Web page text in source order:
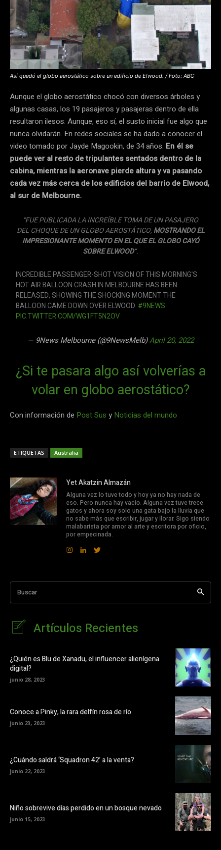
Así quedó el globo aerostático sobre un edificio de Elwood. / Foto: ABC
Aunque el globo aerostático chocó con diversos árboles y
algunas casas, los 19 pasajeros y pasajeras dentro de ella
resultaron ilesos. Aunque, eso sí, el susto inicial fue algo que
nunca olvidarán. En redes sociales se ha dado a conocer el
video tomado por Jayde Magookin, de 34 años. En él se
puede ver al resto de tripulantes sentados dentro de la
cabina, mientras la aeronave pierde altura y va pasando
cada vez más cerca de los edificios del barrio de Elwood,
al sur de Melbourne.
“FUE PUBLICADA LA INCREÍBLE TOMA DE UN PASAJERO
DEL CHOQUE DE UN GLOBO AEROSTÁTICO,MOSTRANDO EL
IMPRESIONANTE MOMENTO EN EL QUE EL GLOBO CAYÓ
SOBRE ELWOOD“.
INCREDIBLE PASSENGER-SHOT VISION OF THIS MORNING'S
HOT AIR BALLOON CRASH IN MELBOURNE HAS BEEN
RELEASED, SHOWING THE SHOCKING MOMENT THE
BALLOON CAME DOWN OVER ELWOOD.#9NEWS
PIC.TWITTER.COM/WG1FT5N2OV
— 9News Melbourne (@9NewsMelb)April 20, 2022
¿Si te pasara algo así volverías a
volar en globo aerostático?
Con información de Post Sus y Noticias del mundo
ETIQUETAS Australia
Yet Akatzin Almazán
Alguna vez lo tuve todo y hoy ya no hay nada de
eso. Pero nunca hay vacío. Alguna vez tuve trece
gatos y ahora soy solo una gata bajo la lluvia que
no sabe más que escribir, jugar y llorar. Sigo siendo
malabarista por amor al arte y escritora por oficio,
por empecinada.
Buscar
Artículos Recientes
¿Quién es Blu de Xanadu, el influencer alienígena
digital?
junio 28, 2023
Conoce a Pinky, la rara delfín rosa de río
junio 23, 2023
¿Cuándo saldrá ‘Squadron 42’ a la venta?
junio 22, 2023
Niño sobrevive días perdido en un bosque nevado
junio 15, 2023